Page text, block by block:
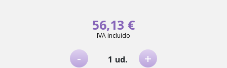
56,13 €
IVA incluido
- ud. +